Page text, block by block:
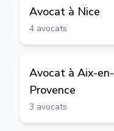
Avocat à Nice
4 avocats
Avocat à Aix-en-
Provence
3 avocats